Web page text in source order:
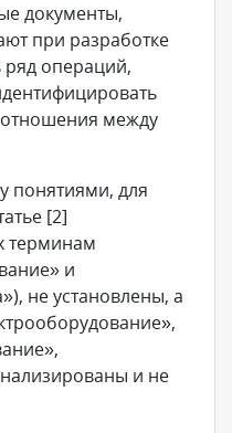
документы,
при разработке
операций,
отношения между
понятиями, для
[2]
терминам
и
не установлены, а
и не